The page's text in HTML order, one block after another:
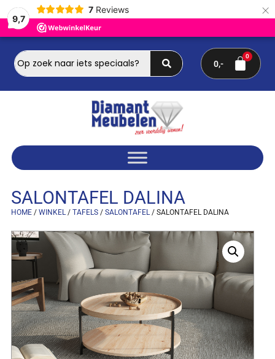
9,7
7 Reviews ×
0
SALONTAFEL DALINA
HOME/ WINKEL/ TAFELS/ SALONTAFEL/ SALONTAFEL DALINA